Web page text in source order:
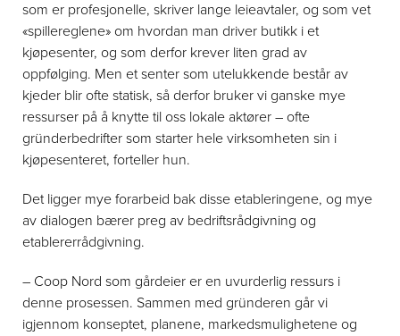
som er profesjonelle, skriver lange leieavtaler, og som vet
«spillereglene» om hvordan man driver butikk i et
kjøpesenter, og som derfor krever liten grad av
oppfølging. Men et senter som utelukkende består av
kjeder blir ofte statisk, så derfor bruker vi ganske mye
ressurser på å knytte til oss lokale aktører – ofte
gründerbedrifter som starter hele virksomheten sin i
kjøpesenteret, forteller hun.
Det ligger mye forarbeid bak disse etableringene, og mye
av dialogen bærer preg av bedriftsrådgivning og
etablererrådgivning.
– Coop Nord som gårdeier er en uvurderlig ressurs i
denne prosessen. Sammen med gründeren går vi
igjennom konseptet, planene, markedsmulighetene og